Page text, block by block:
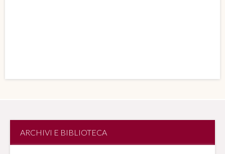
ARCHIVI E BIBLIOTECA